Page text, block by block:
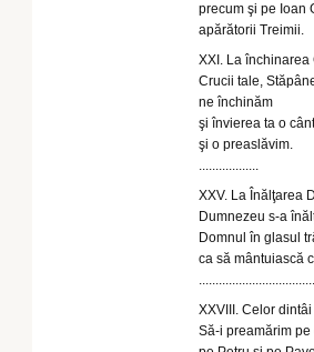
precum şi pe Ioan
apărătorii Treimii.
XXI. La închinarea
Crucii tale,
ne închinăm
şi învierea ta o
şi o preaslăvim.
..................
XXV. La Înălţarea
Dumnezeu s-a
Domnul în glasul
ca să mântuiască
XXVIII. Celor
Să-i preamărim